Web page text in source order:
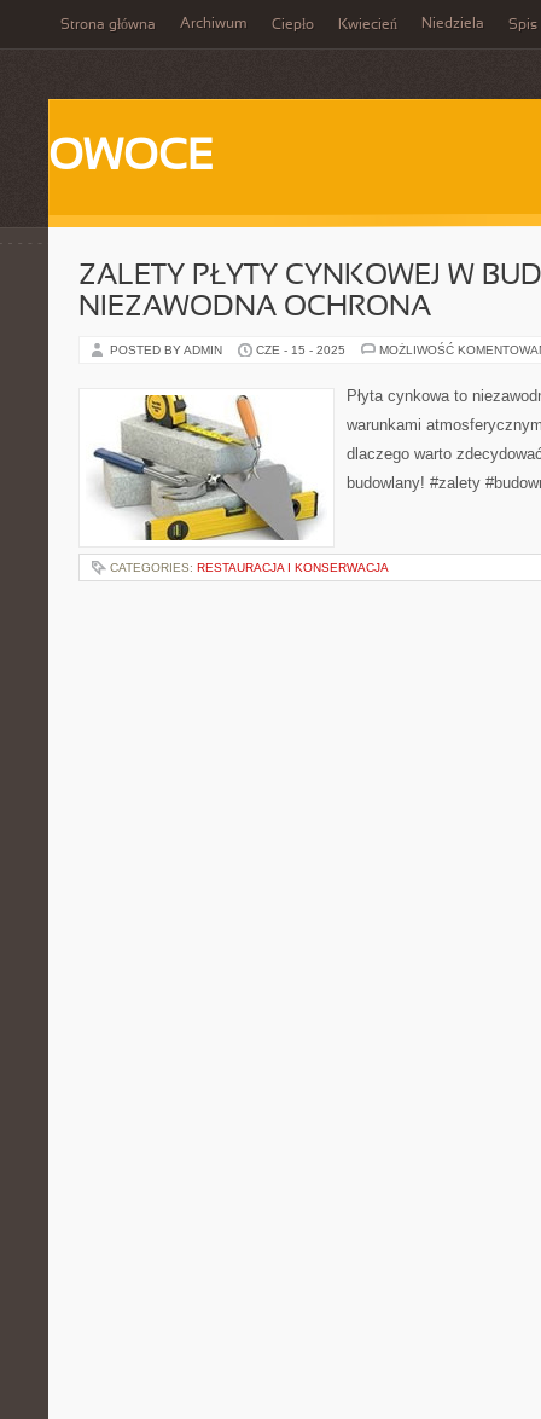
Strona główna Archiwum Ciepło Kwiecień Niedziela Spis
OWOCE
ZALETY PŁYTY CYNKOWEJ W
NIEZAWODNA OCHRONA
POSTED BY ADMIN CZE - 15 - 2025 MOŻLIWOŚĆ
Płyta cynkowa to
warunkami
dlaczego warto
budowlany! #zalety
CATEGORIES: RESTAURACJA I KONSERWACJA